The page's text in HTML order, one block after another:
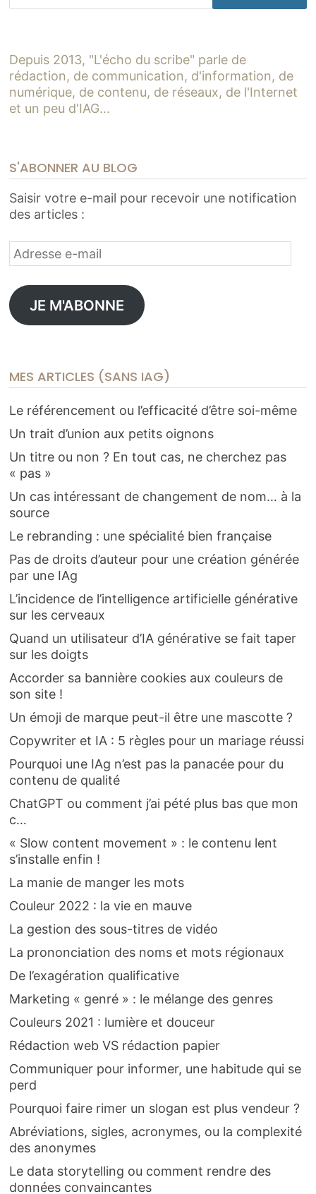
Depuis 2013, "L'écho du scribe" parle de
rédaction, de communication, d'information, de
numérique, de contenu, de réseaux, de l'Internet
et un peu d'IAG...
S'ABONNER AU BLOG
Saisir votre e-mail pour recevoir une notification
des articles :
Adresse
e-
mail
JE M'ABONNE
MES ARTICLES (SANS IAG)
Le référencement ou l’efficacité d’être soi-même
Un trait d’union aux petits oignons
Un titre ou non ? En tout cas, ne cherchez pas
« pas »
Un cas intéressant de changement de nom… à la
source
Le rebranding : une spécialité bien française
Pas de droits d’auteur pour une création générée
par une IAg
L’incidence de l’intelligence artificielle générative
sur les cerveaux
Quand un utilisateur d’IA générative se fait taper
sur les doigts
Accorder sa bannière cookies aux couleurs de
son site !
Un émoji de marque peut-il être une mascotte ?
Copywriter et IA : 5 règles pour un mariage réussi
Pourquoi une IAg n’est pas la panacée pour du
contenu de qualité
ChatGPT ou comment j’ai pété plus bas que mon
c…
« Slow content movement » : le contenu lent
s’installe enfin !
La manie de manger les mots
Couleur 2022 : la vie en mauve
La gestion des sous-titres de vidéo
La prononciation des noms et mots régionaux
De l’exagération qualificative
Marketing « genré » : le mélange des genres
Couleurs 2021 : lumière et douceur
Rédaction web VS rédaction papier
Communiquer pour informer, une habitude qui se
perd
Pourquoi faire rimer un slogan est plus vendeur ?
Abréviations, sigles, acronymes, ou la complexité
des anonymes
Le data storytelling ou comment rendre des
données convaincantes